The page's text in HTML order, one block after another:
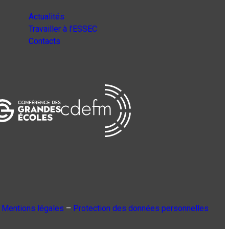
Actualités
Travailler à l’ESSEC
Contacts
Mentions légales – Protection des données personnelles